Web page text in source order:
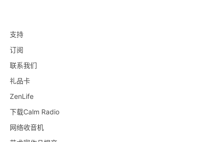
支持
订阅
联系我们
礼品卡
ZenLife
下载Calm Radio
网络收音机